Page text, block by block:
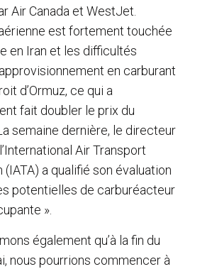
Air Canada et WestJet.
est fortement touchée
en Iran et les difficultés
en carburant
d’Ormuz, ce qui a
fait doubler le prix du
semaine dernière, le directeur
Air Transport
a qualifié son évaluation
potentielles de carburéacteur
».
également qu’à la fin du
nous pourrions commencer à